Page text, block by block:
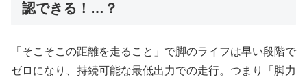
認できる！…？
「そこそこの距離を走ること」で脚のライフは早い段階で
ゼロになり、持続可能な最低出力での走行。つまり「脚力